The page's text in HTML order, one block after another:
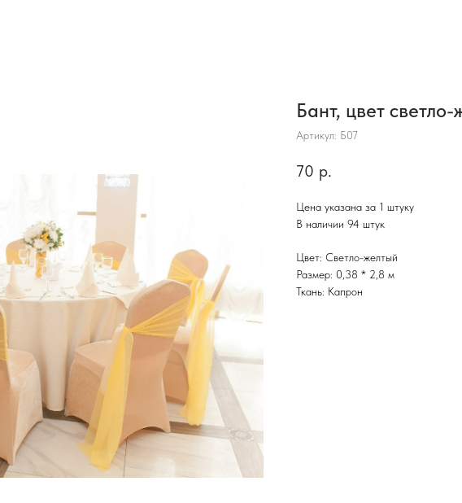
Бант, цвет
Артикул: Б07
70 р.
Цена указана за 1 штуку
В наличии 94 штук
Цвет: Светло-желтый
Размер: 0,38 * 2,8 м
Ткань: Капрон